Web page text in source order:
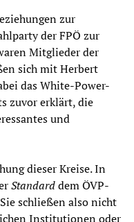
zur
der FPÖ zur
Mitglieder der
sich mit Herbert
das White-Power-
zuvor erklärt, die
und
dieser Kreise. In
Standarddem ÖVP-
schließen also nicht
Institutionen oder